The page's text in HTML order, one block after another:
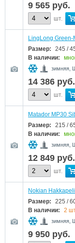
9 565 руб.
шт.
LingLong
Размер:
245 /
В наличии:
зимняя,
14 386 руб.
шт.
Matador MP30
Размер:
215 /
В наличии:
зимняя,
12 849 руб.
шт.
Nokian
Размер:
225 /
В наличии:
2
зимняя,
9 950 руб.